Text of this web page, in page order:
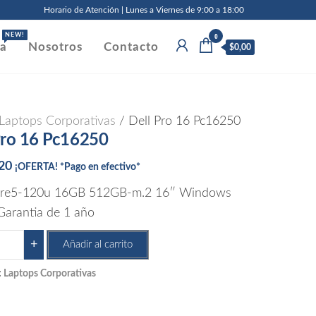
Horario de Atención | Lunes a Viernes de 9:00 a 18:00
NEW!
Nosotros Contacto
0
$0,00
Laptops Corporativas / Dell Pro 16 Pc16250
16 Pc16250
¡OFERTA! *Pago en efectivo*
120u 16GB 512GB-m.2 16″ Windows
de 1 año
+ Añadir al carrito
Laptops Corporativas